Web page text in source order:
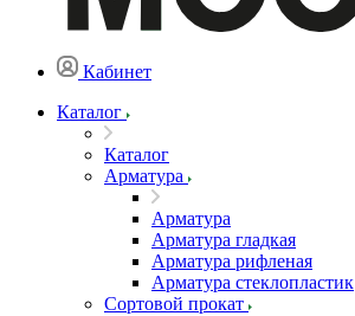
Кабинет
Каталог
Каталог
Арматура
Арматура
Арматура гладкая
Арматура рифленая
Арматура стеклопластик
Сортовой прокат